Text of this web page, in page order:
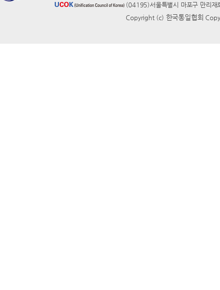
(04195)서울특별시 마포구 만리
Copyright (c) 한국통일협회